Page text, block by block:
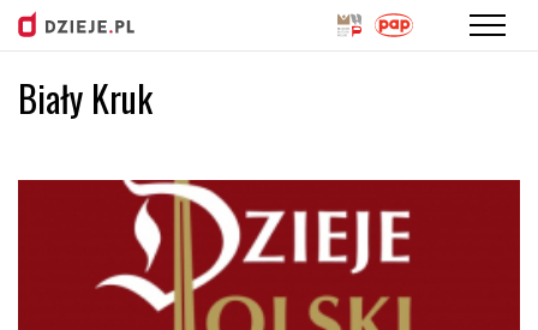
Biały Kruk